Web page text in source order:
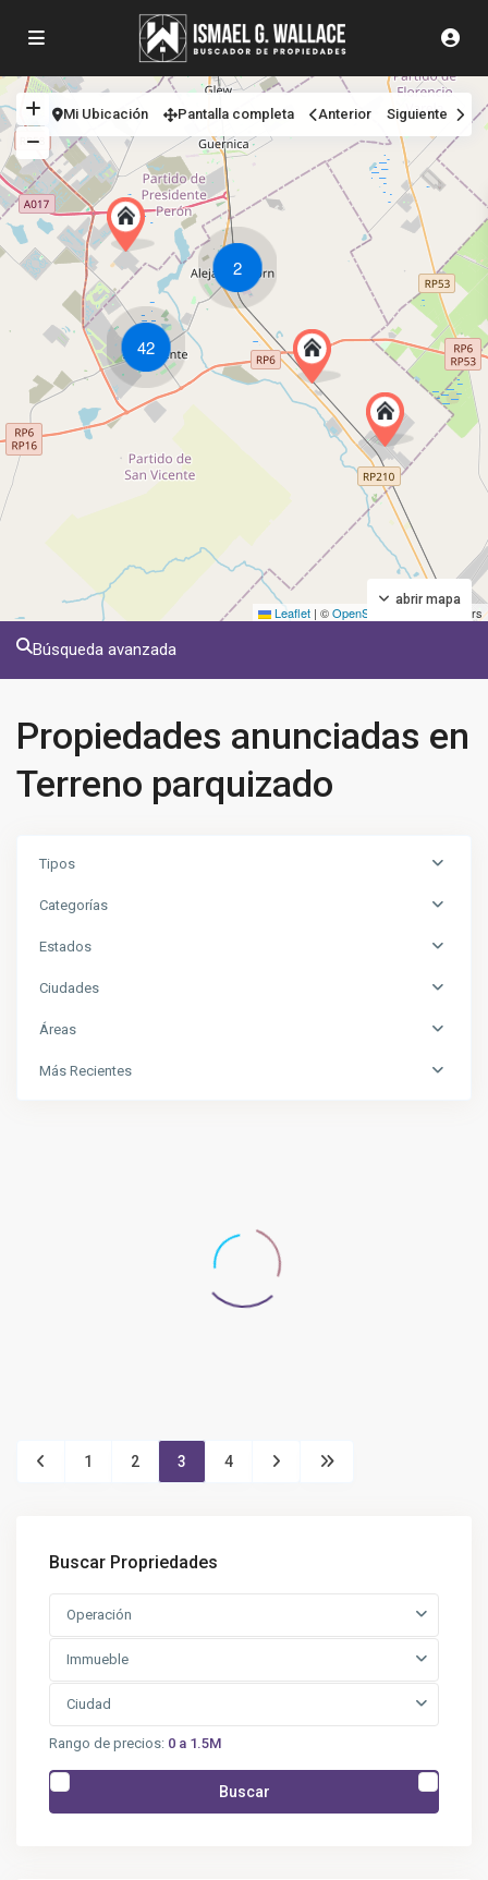
2
42
Leaflet | ©OpenStreetMap contributors
abrir mapa
Mi Ubicación Pantalla completa Anterior Siguiente
Búsqueda avanzada
Propiedades anunciadas en
Terreno parquizado
Tipos
Categorías
Estados
Ciudades
Áreas
Más Recientes
1 2 3 4
Buscar Propriedades
Operación
Immueble
Ciudad
Rango de precios: 0 a 1.5M
Buscar